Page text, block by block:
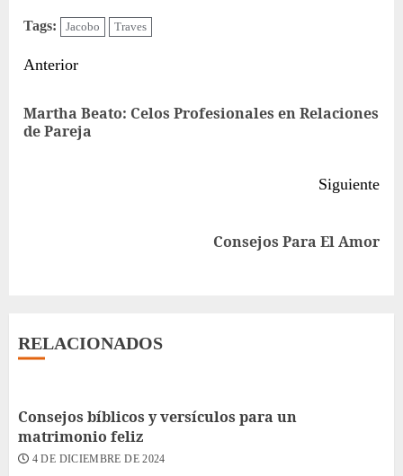
Tags: Jacobo Traves
Sigue
leyendo
Anterior
Martha Beato: Celos Profesionales en Relaciones
de Pareja
Siguiente
Consejos Para El Amor
RELACIONADOS
Consejos bíblicos y versículos para un
matrimonio feliz
4 DE DICIEMBRE DE 2024